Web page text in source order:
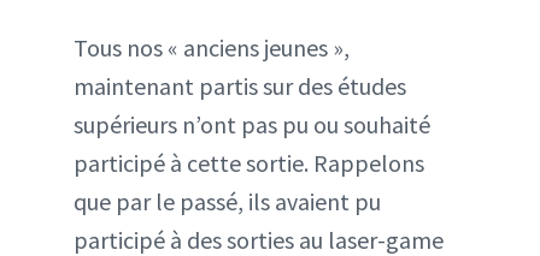
Tous nos « anciens jeunes »,
maintenant partis sur des études
supérieurs n’ont pas pu ou souhaité
participé à cette sortie. Rappelons
que par le passé, ils avaient pu
participé à des sorties au laser-game